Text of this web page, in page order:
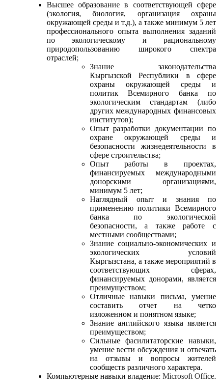
Высшее образование в соответствующей сфере
(экология, биология, организация охраны
окружающей среды и т.д.), а также минимум 5 лет
профессионального опыта выполнения заданий
по экологическому и рациональному
природопользованию широкого спектра
отраслей;
Знание законодательства
Кыргызской Республики в сфере
охраны окружающей среды и
политик Всемирного банка по
экологическимстандартам (либо
других международных финансовых
институтов);
Опыт разработки документации по
охране окружающей среды и
безопасности жизнедеятельности в
сфере строительства;
Опыт работы в проектах,
финансируемых международными
донорскими организациями,
минимум 5 лет;
Наглядный опыт и знания по
применению политики Всемирного
банка по экологической
безопасности, а также работе с
местными сообществами;
Знание социально-экономических и
экологических условий
Кыргызстана, а также мероприятий в
соответствующих сферах,
финансируемых донорами, является
преимуществом;
Отличные навыки письма, умение
составить отчет на четко
изложенном и понятном языке;
Знание английского языка является
преимуществом;
Сильные фасилитаторские навыки,
умение вести обсуждения и отвечать
на отзывы и вопросы жителей
сообществ различного характера.
Компьютерные навыки владение: Microsoft Office.